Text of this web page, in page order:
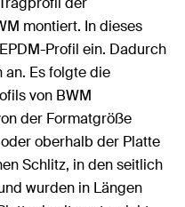
montiert. In dieses
Profil ein. Dadurch
Es folgte die
von BWM
der Formatgröße
oberhalb der Platte
Schlitz, in den seitlich
wurden in Längen